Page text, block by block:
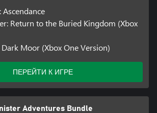
Return to the Buried Kingdom (Xbox
Dark Moor (Xbox One Version)
ПЕРЕЙТИ К ИГРЕ
Adventures Bundle